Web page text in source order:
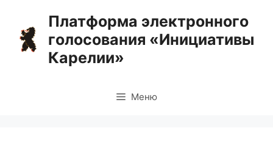
содержимому
Платформа электронного
голосования «Инициативы
Карелии»
Меню